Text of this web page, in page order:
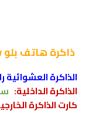
ذاكرةهاتف بلو BLU Pure View
الذاكرة العشوائية
الذاكرة الداخلية:
كارت الذاكرة